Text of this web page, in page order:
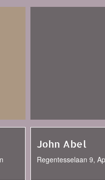
John Abel
Regentesselaan 9,